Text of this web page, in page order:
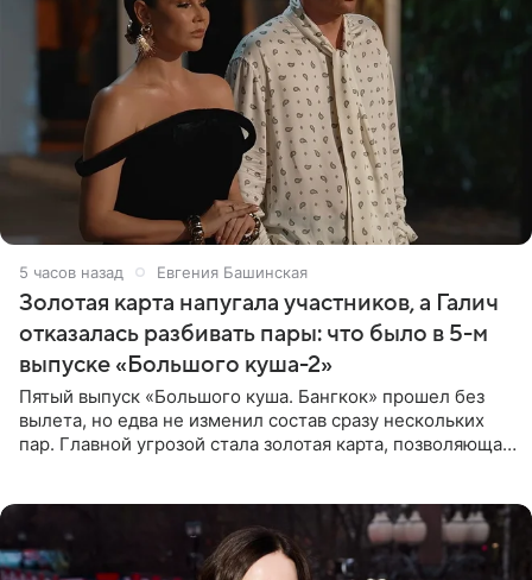
Регистрация Войти
5 часов назад Евгения Башинская
Золотая карта напугала участников, а Галич
отказалась разбивать пары: что было в 5-м
выпуске «Большого куша-2»
Пятый выпуск «Большого куша. Бангкок» прошел без
вылета, но едва не изменил состав сразу нескольких
пар. Главной угрозой стала золотая карта, позволяющая